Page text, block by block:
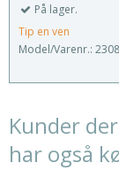
På lager.
Tip en ven
Model/Varenr.:
Kunder
har også